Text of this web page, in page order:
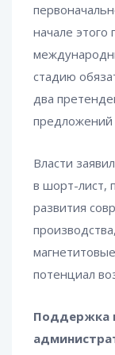
начале этого
стадию
два
Власти
в шорт-лист,
развития
потенциал
Поддержка